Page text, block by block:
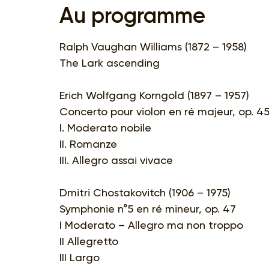
Au programme
Ralph Vaughan Williams (1872 – 1958)
The Lark ascending
Erich Wolfgang Korngold (1897 – 1957)
Concerto pour violon en ré majeur, op. 45
I. Moderato nobile
II. Romanze
III. Allegro assai vivace
Dmitri Chostakovitch (1906 – 1975)
Symphonie n°5 en ré mineur, op. 47
I Moderato – Allegro ma non troppo
II Allegretto
III Largo